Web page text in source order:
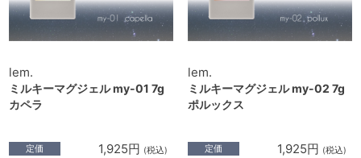
lem.
ミルキーマグジェル my-01 7g
カペラ
定価 1,925円 (税込)
lem.
ミルキーマグジェル my-02 7g
ポルックス
定価 1,925円 (税込)